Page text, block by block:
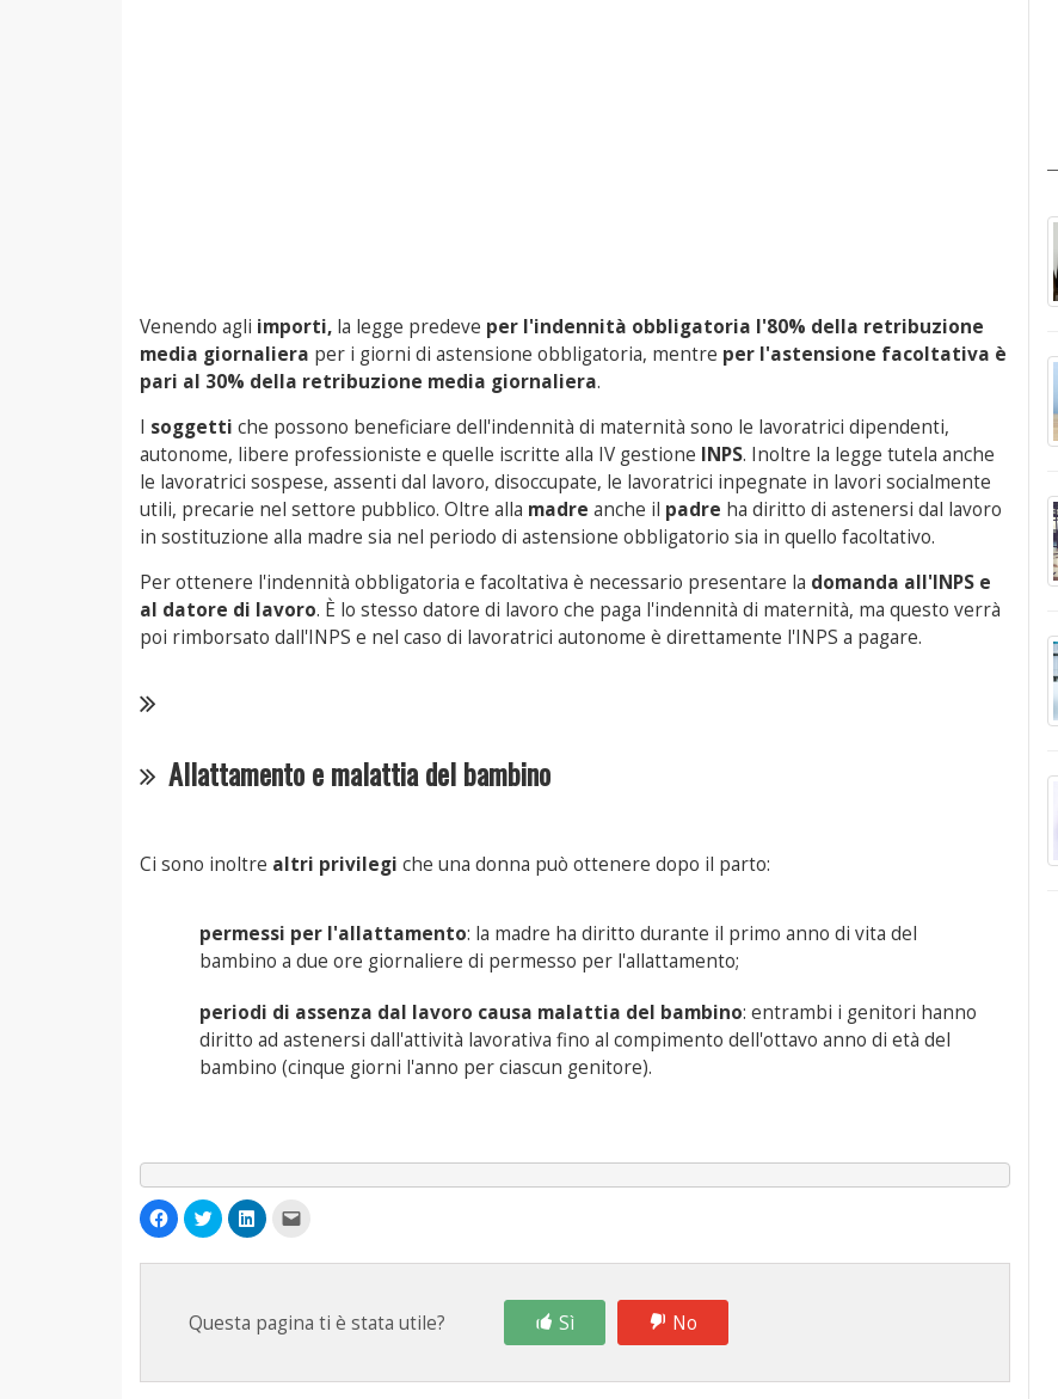
Venendo agli importi, la legge predeve per l'indennità obbligatoria l'80% della retribuzione
media giornaliera per i giorni di astensione obbligatoria, mentre per l'astensione facoltativa è
pari al 30% della retribuzione media giornaliera.
I soggetti che possono beneficiare dell'indennità di maternità sono le lavoratrici dipendenti,
autonome, libere professioniste e quelle iscritte alla IV gestione INPS. Inoltre la legge tutela anche
le lavoratrici sospese, assenti dal lavoro, disoccupate, le lavoratrici inpegnate in lavori socialmente
utili, precarie nel settore pubblico. Oltre alla madre anche il padre ha diritto di astenersi dal lavoro
in sostituzione alla madre sia nel periodo di astensione obbligatorio sia in quello facoltativo.
Per ottenere l'indennità obbligatoria e facoltativa è necessario presentare la domanda all'INPS e
al datore di lavoro. È lo stesso datore di lavoro che paga l'indennità di maternità, ma questo verrà
poi rimborsato dall'INPS e nel caso di lavoratrici autonome è direttamente l'INPS a pagare.
Allattamento e malattia del bambino
Ci sono inoltre altri privilegi che una donna può ottenere dopo il parto:
permessi per l'allattamento: la madre ha diritto durante il primo anno di vita del
bambino a due ore giornaliere di permesso per l'allattamento;
periodi di assenza dal lavoro causa malattia del bambino: entrambi i genitori hanno
diritto ad astenersi dall'attività lavorativa fino al compimento dell'ottavo anno di età del
bambino (cinque giorni l'anno per ciascun genitore).
Fai
clic
apre
Fai
clic
(Si
apre
finestra)
Fai
clic
(Si
apre
finestra)
un
amico
(Si
Questa pagina ti è stata utile? Sì No